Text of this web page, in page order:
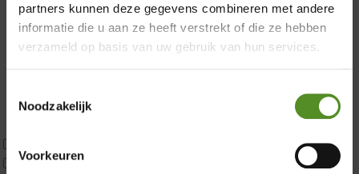
partners kunnen deze gegevens combineren met andere
informatie die u aan ze heeft verstrekt of die ze hebben
verzameld op basis van uw gebruik van hun services.
Noodzakelijk
Voorkeuren
2 personen
2 personen split
Twijfelaar
Latex
Tweepersoons 1 kern product